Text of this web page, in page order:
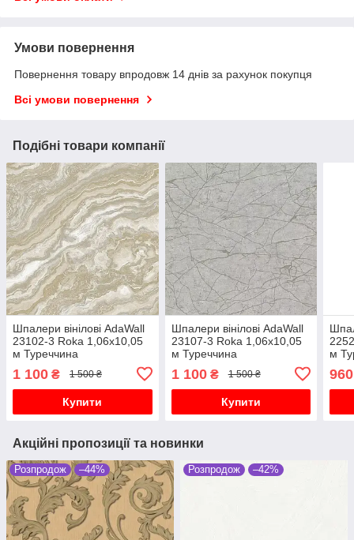
Умови повернення
Повернення товару впродовж 14 днів за рахунок покупця
Всі умови повернення
Подібні товари компанії
Шпалери вінілові AdaWall
23102-3 Roka 1,06х10,05
м Туреччина
1 100 ₴ 1 500 ₴
Купити
Шпалери вінілові AdaWall
23107-3 Roka 1,06х10,05
м Туреччина
1 100₴ 1 500 ₴
Купити
м
960
Акційні пропозиції та новинки
Розпродож –44% Розпродож –42%